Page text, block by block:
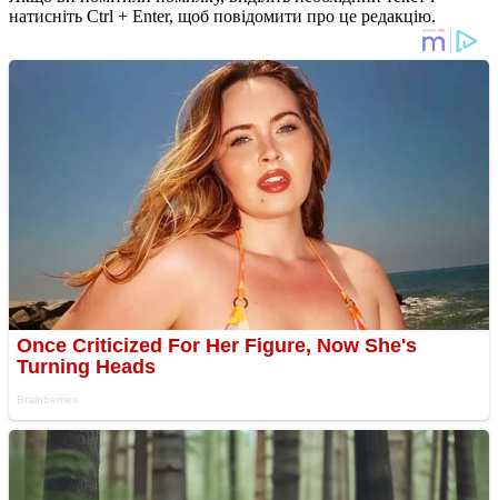
натисніть Ctrl + Enter, щоб повідомити про це редакцію.